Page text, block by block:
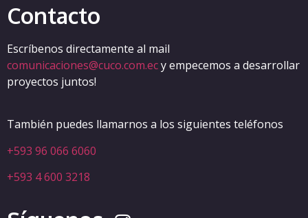
Contacto
Escríbenos directamente al mail
comunicaciones@cuco.com.ecy empecemos a desarrollar
proyectos juntos!
También puedes llamarnos a los siguientes teléfonos
+593 96 066 6060
+593 4 600 3218